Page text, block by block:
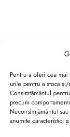
Pentru a oferi cea
urile pentru a stoca
Consimțământul
precum
Neconsimțământul
anumite caracteristici
Str.